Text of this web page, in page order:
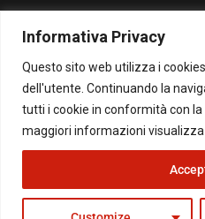
Informativa Privacy
Questo sito web utilizza i
dell'utente. Continuando la
tutti i cookie in conformità con la
maggiori informazioni visualizza
Per la
© Copyright 2026 - Il Blog di Beppe